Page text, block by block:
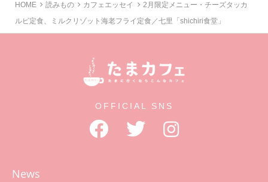
HOME 読みもの カフェエッセイ
2月限定メニュー・チーズタッカ
ルビ定食、ミルクリゾット海老フライ定食／七里「shichiri食堂」
OFFICIAL SNS
News